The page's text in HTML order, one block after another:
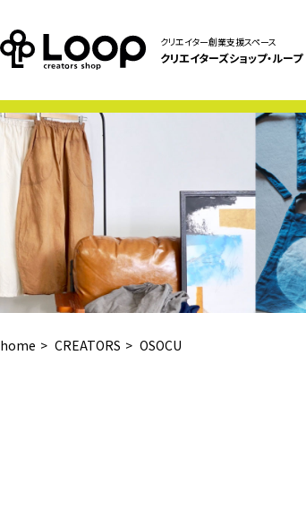
クリエイター創業支援スペース
クリエイターズショップ・ループ
home CREATORS OSOCU